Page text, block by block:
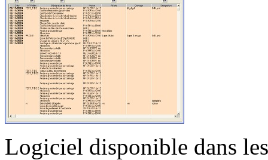
Logiciel disponible dans